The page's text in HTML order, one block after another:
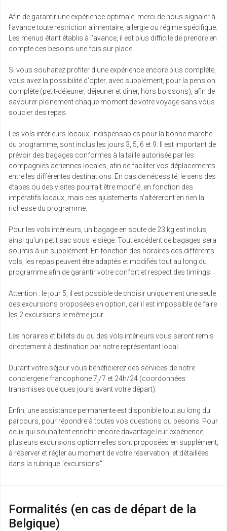
27
juin
9528 €
Retour le
06/07/2027
Afin de garantir une expérience optimale, merci de nous signaler à
l'avance toute restriction alimentaire, allergie ou régime spécifique.
Les menus étant établis à l'avance, il est plus difficile de prendre en
compte ces besoins une fois sur place.
Si vous souhaitez profiter d'une expérience encore plus complète,
vous avez la possibilité d'opter, avec supplément, pour la pension
complète (petit-déjeuner, déjeuner et dîner, hors boissons), afin de
savourer pleinement chaque moment de votre voyage sans vous
soucier des repas.
Les vols intérieurs locaux, indispensables pour la bonne marche
du programme, sont inclus les jours 3, 5, 6 et 9. Il est important de
prévoir des bagages conformes à la taille autorisée par les
compagnies aériennes locales, afin de faciliter vos déplacements
entre les différentes destinations. En cas de nécessité, le sens des
étapes ou des visites pourrait être modifié, en fonction des
impératifs locaux, mais ces ajustements n'altéreront en rien la
richesse du programme.
Pour les vols intérieurs, un bagage en soute de 23 kg est inclus,
ainsi qu'un petit sac sous le siège. Tout excédent de bagages sera
soumis à un supplément. En fonction des horaires des différents
vols, les repas peuvent être adaptés et modifiés tout au long du
programme afin de garantir votre confort et respect des timings.
Attention : le jour 5, il est possible de choisir uniquement une seule
des excursions proposées en option, car il est impossible de faire
les 2 excursions le même jour.
Les horaires et billets du ou des vols intérieurs vous seront remis
directement à destination par notre représentant local.
Durant votre séjour vous bénéficierez des services de notre
conciergerie francophone 7j/7 et 24h/24 (coordonnées
transmises quelques jours avant votre départ).
Enfin, une assistance permanente est disponible tout au long du
parcours, pour répondre à toutes vos questions ou besoins. Pour
ceux qui souhaitent enrichir encore davantage leur expérience,
plusieurs excursions optionnelles sont proposées en supplément,
à réserver et régler au moment de votre réservation, et détaillées
dans la rubrique "excursions".
Formalités (en cas de départ de la
Belgique)